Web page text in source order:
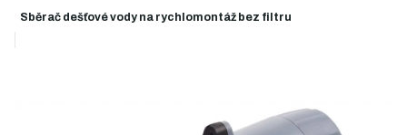
Sběrač dešťové vody na rychlomontáž bez filtru